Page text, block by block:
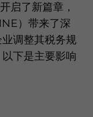
启了新篇章，
）带来了深
调整其税务规
下是主要影响